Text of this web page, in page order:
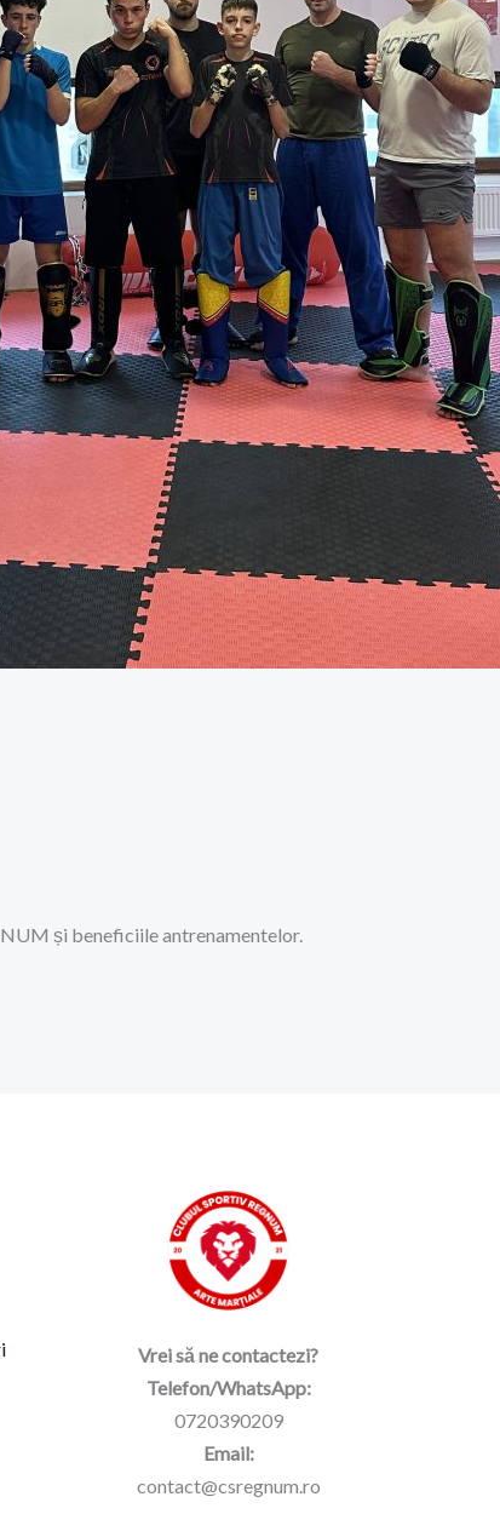
și beneficiile antrenamentelor.
Vrei să ne contactezi?
Telefon/WhatsApp:
0720390209
Email:
contact@csregnum.ro